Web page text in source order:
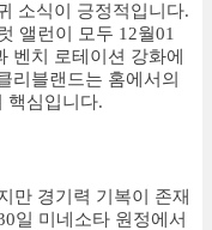
소식이 긍정적입니다.
앨런이 모두 12월01
벤치 로테이션 강화에
리블랜드는 홈에서의
핵심입니다.
만 경기력 기복이 존재
일 미네소타 원정에서